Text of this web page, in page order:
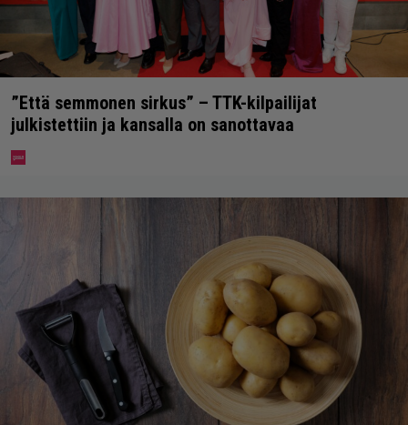
”Että semmonen sirkus” – TTK-kilpailijat
julkistettiin ja kansalla on sanottavaa